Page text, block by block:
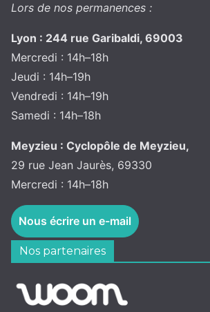
Lors de nos permanences :
Lyon : 244 rue Garibaldi, 69003
Mercredi : 14h–18h
Jeudi : 14h–19h
Vendredi : 14h–19h
Samedi : 14h–18h
Meyzieu : Cyclopôle de Meyzieu,
29 rue Jean Jaurès, 69330
Mercredi : 14h–18h
Nous écrire un e-mail
Nos partenaires